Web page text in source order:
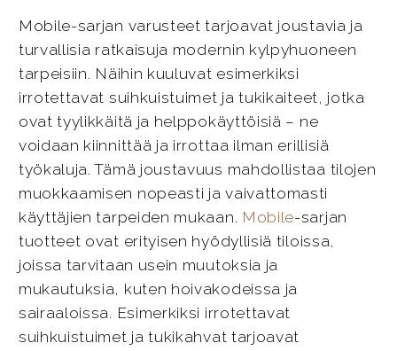
Mobile-sarjan varusteet tarjoavat joustavia ja
turvallisia ratkaisuja modernin kylpyhuoneen
tarpeisiin. Näihin kuuluvat esimerkiksi
irrotettavat suihkuistuimet ja tukikaiteet, jotka
ovat tyylikkäitä ja helppokäyttöisiä – ne
voidaan kiinnittää ja irrottaa ilman erillisiä
työkaluja. Tämä joustavuus mahdollistaa tilojen
muokkaamisen nopeasti ja vaivattomasti
käyttäjien tarpeiden mukaan. Mobile-sarjan
tuotteet ovat erityisen hyödyllisiä tiloissa,
joissa tarvitaan usein muutoksia ja
mukautuksia, kuten hoivakodeissa ja
sairaaloissa. Esimerkiksi irrotettavat
suihkuistuimet ja tukikahvat tarjoavat